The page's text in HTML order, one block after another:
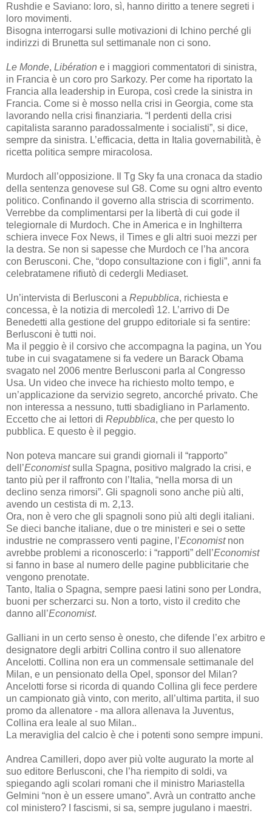
Rushdie e Saviano: loro, sì, hanno diritto a tenere segreti i
loro movimenti.
Bisogna interrogarsi sulle motivazioni di Ichino perché gli
indirizzi di Brunetta sul settimanale non ci sono.
Le Monde, Libération e i maggiori commentatori di sinistra,
in Francia è un coro pro Sarkozy. Per come ha riportato la
Francia alla leadership in Europa, così crede la sinistra in
Francia. Come si è mosso nella crisi in Georgia, come sta
lavorando nella crisi finanziaria. “I perdenti della crisi
capitalista saranno paradossalmente i socialisti”, si dice,
sempre da sinistra. L’efficacia, detta in Italia governabilità, è
ricetta politica sempre miracolosa.
Murdoch all’opposizione. Il Tg Sky fa una cronaca da stadio
della sentenza genovese sul G8. Come su ogni altro evento
politico. Confinando il governo alla striscia di scorrimento.
Verrebbe da complimentarsi per la libertà di cui gode il
telegiornale di Murdoch. Che in America e in Inghilterra
schiera invece Fox News, il Times e gli altri suoi mezzi per
la destra. Se non si sapesse che Murdoch ce l’ha ancora
con Berusconi. Che, “dopo consultazione con i figli”, anni fa
celebratamene rifiutò di cedergli Mediaset.
Un’intervista di Berlusconi a Repubblica, richiesta e
concessa, è la notizia di mercoledì 12. L’arrivo di De
Benedetti alla gestione del gruppo editoriale si fa sentire:
Berlusconi è tutti noi.
Ma il peggio è il corsivo che accompagna la pagina, un You
tube in cui svagatamene si fa vedere un Barack Obama
svagato nel 2006 mentre Berlusconi parla al Congresso
Usa. Un video che invece ha richiesto molto tempo, e
un’applicazione da servizio segreto, ancorché privato. Che
non interessa a nessuno, tutti sbadigliano in Parlamento.
Eccetto che ai lettori di Repubblica, che per questo lo
pubblica. E questo è il peggio.
Non poteva mancare sui grandi giornali il “rapporto”
dell’Economistsulla Spagna, positivo malgrado la crisi, e
tanto più per il raffronto con l’Italia, “nella morsa di un
declino senza rimorsi”. Gli spagnoli sono anche più alti,
avendo un cestista di m. 2,13.
Ora, non è vero che gli spagnoli sono più alti degli italiani.
Se dieci banche italiane, due o tre ministeri e sei o sette
industrie ne comprassero venti pagine, l’Economistnon
avrebbe problemi a riconoscerlo: i “rapporti” dell’Economist
si fanno in base al numero delle pagine pubblicitarie che
vengono prenotate.
Tanto, Italia o Spagna, sempre paesi latini sono per Londra,
buoni per scherzarci su. Non a torto, visto il credito che
danno all’Economist.
Galliani in un certo senso è onesto, che difende l’ex arbitro e
designatore degli arbitri Collina contro il suo allenatore
Ancelotti. Collina non era un commensale settimanale del
Milan, e un pensionato della Opel, sponsor del Milan?
Ancelotti forse si ricorda di quando Collina gli fece perdere
un campionato già vinto, con merito, all’ultima partita, il suo
promo da allenatore - ma allora allenava la Juventus,
Collina era leale al suo Milan..
La meraviglia del calcio è che i potenti sono sempre impuni.
Andrea Camilleri, dopo aver più volte augurato la morte al
suo editore Berlusconi, che l’ha riempito di soldi, va
spiegando agli scolari romani che il ministro Mariastella
Gelmini “non è un essere umano”. Avrà un contratto anche
col ministero? I fascismi, si sa, sempre jugulano i maestri.